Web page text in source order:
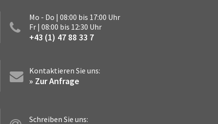
Mo - Do | 08:00 bis 17:00 Uhr
Fr | 08:00 bis 12:30 Uhr
+43 (1) 47 88 33 7
Kontaktieren Sie uns:
» Zur Anfrage
Schreiben Sie uns: